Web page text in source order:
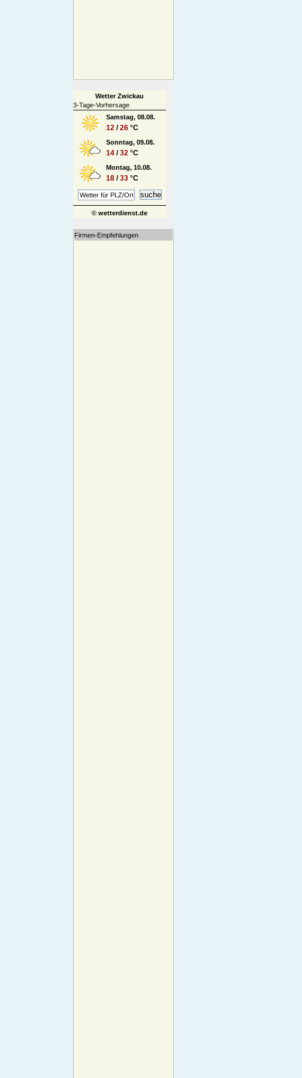
Wetter Zwickau
3-Tage-Vorhersage
Samstag, 08.08.
12 /26 °C
Sonntag, 09.08.
14 /32 °C
Montag, 10.08.
18 /33 °C
© wetterdienst.de
Firmen-Empfehlungen